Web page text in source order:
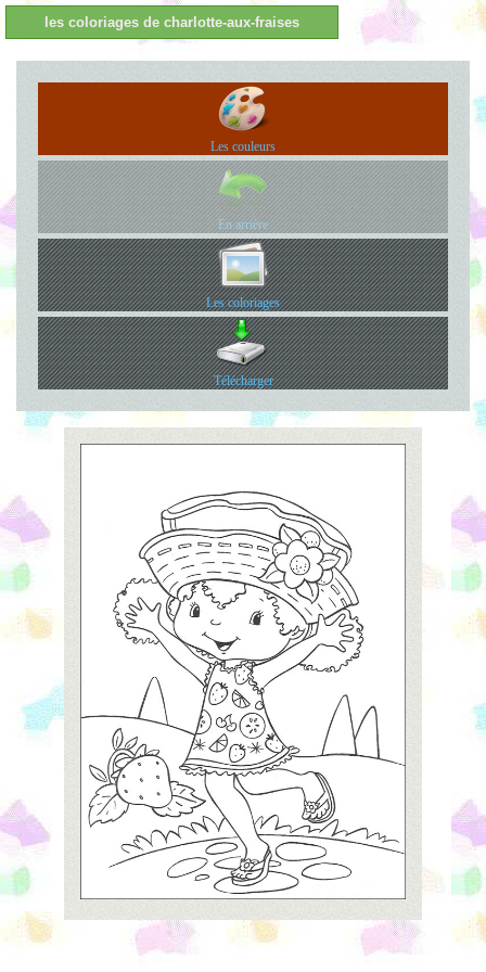
les coloriages de charlotte-aux-fraises
Les couleurs
En arrière
Les coloriages
Télécharger